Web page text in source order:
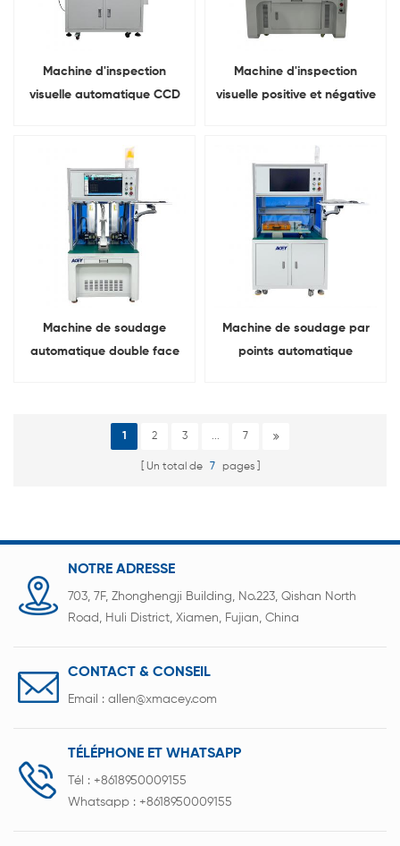
Machine d'inspection
visuelle automatique CCD
des cellules cylindriques
Machine d'inspection
visuelle positive et négative
Machine de soudage
automatique double face
33140
Machine de soudage par
points automatique
1 2 3 ... 7
Un total de 7 pages
NOTRE ADRESSE
703, 7F, Zhonghengji Building, No.223, Qishan North
Road, Huli District, Xiamen, Fujian, China
CONTACT & CONSEIL
Email : allen@xmacey.com
TÉLÉPHONE ET WHATSAPP
Tél : +8618950009155
Whatsapp : +8618950009155